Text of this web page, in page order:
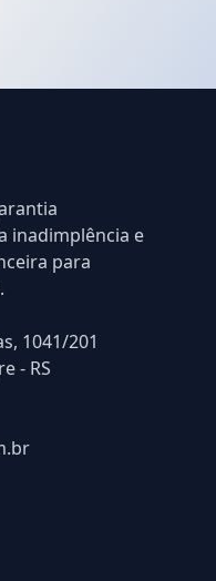
inadimplência e
para
1041/201
- RS